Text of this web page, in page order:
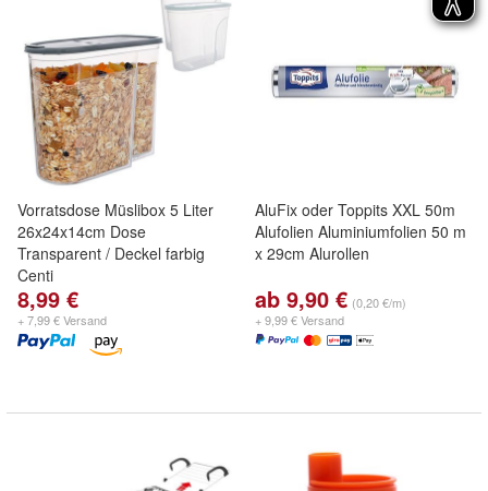
Vorratsdose Müslibox 5 Liter
26x24x14cm Dose
Transparent / Deckel farbig
Centi
8,99 €
+ 7,99 € Versand
AluFix oder Toppits XXL 50m
Alufolien Aluminiumfolien 50 m
x 29cm Alurollen
ab 9,90 € (0,20 €/m)
+ 9,99 € Versand